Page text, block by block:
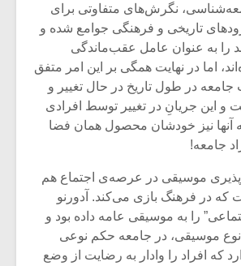
نگرش‌های متفاوتی برای
تاریخی و فرهنگی جوامع شده و
را به عنوان عامل عقب‌ماندگی
اما در نهایت همگی بر این امر متفق‌
در طول تاریخ در حال تغییر و
و این جریانِ در تغییر توسط افرادی
نیز خودشان محصول همان فضا
جامعه!
موسیقی در عرصه‌ی اجتماع هم
که در فرهنگ بازی می‌کند. آدورنو
را به موسیقی عامه داده بود و
نوع موسیقی، در جامعه حکم نوعی
که افراد را وادار به رضایت از وضع